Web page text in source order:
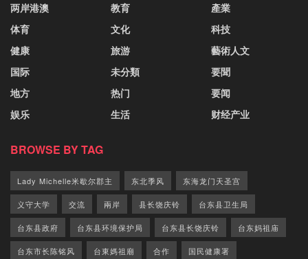
两岸港澳
体育
健康
国际
地方
娱乐
教育
文化
旅游
未分類
热门
生活
產業
科技
藝術人文
要聞
要闻
财经产业
BROWSE BY TAG
Lady Michelle米歇尔郡主 东北季风 东海龙门天圣宫
义守大学 交流 兩岸 县长饶庆铃 台东县卫生局
台东县政府 台东县环境保护局 台东县长饶庆铃 台东妈祖庙
台东市长陈铭风 台東媽祖廟 合作 国民健康署